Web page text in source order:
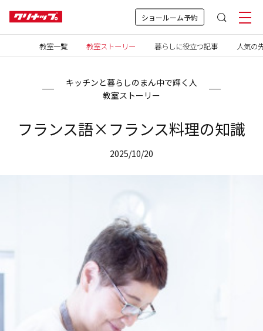
ショールーム予約
教室一覧 教室ストーリー 暮らしに役立つ記事 人気の
キッチンと暮らしのまん中で輝く人
教室ストーリー
フランス語×フランス料理の知識
2025/10/20